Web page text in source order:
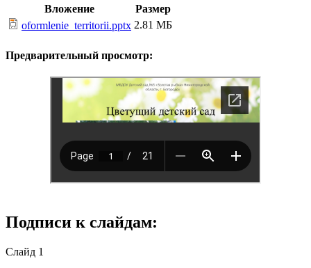
Вложение
Размер
oformlenie_territorii.pptx 2.81 МБ
Предварительный просмотр:
Подписи к слайдам:
Слайд 1